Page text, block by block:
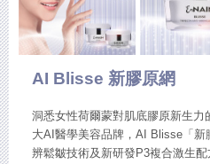
AI Blisse 新膠原網
洞悉女性荷爾蒙對肌底膠原新生
大AI醫學美容品牌，AI Blisse「
辨鬆皺技術及新研發P3複合激生